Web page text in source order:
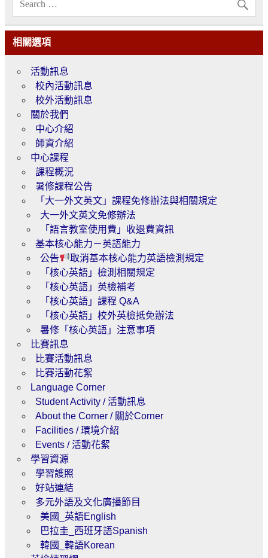
相關選項
活動訊息
校內活動訊息
校外活動訊息
關於我們
中心介紹
師資介紹
中心課程
課程概況
暑修課程公告
「大一外文英文」課程免修辦法與相關規定
大一外文英文免修辦法
「語言教室使用費」收退費資訊
基本核心能力－英語能力
公告
取消基本核心能力英語檢測規定
「核心英語」檢測相關規定
「核心英語」英檢補考
「核心英語」課程 Q&A
「核心英語」校外英檢抵免辦法
暑修「核心英語」注意事項
比賽訊息
比賽活動訊息
比賽活動花絮
Language Corner
Student Activity / 活動訊息
About the Corner / 關於Corner
Facilities / 環境介紹
Events / 活動花絮
學習資源
學習護照
好站連結
多元外語及文化廣播節目
美國_英語English
巴拉圭_西班牙語Spanish
韓國_韓語Korean